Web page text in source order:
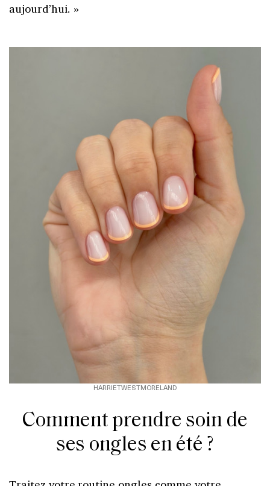
aujourd’hui. »
HARRIETWESTMORELAND
Comment prendre soin de
ses ongles en été ?